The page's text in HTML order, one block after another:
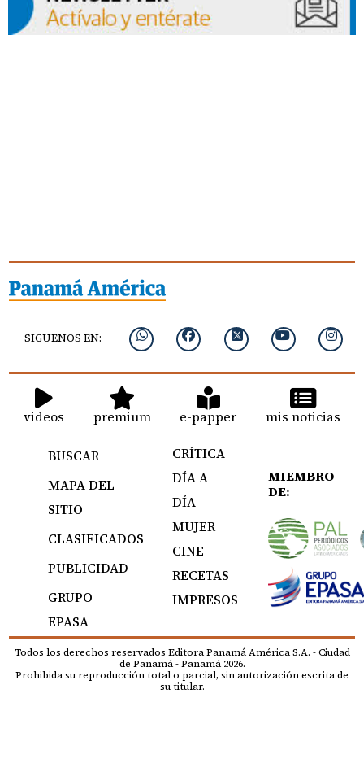
SIGUENOS EN:
videos premium e-papper mis noticias
BUSCAR
MAPA DEL
SITIO
CLASIFICADOS
PUBLICIDAD
GRUPO
EPASA
CRÍTICA
DÍA A
DÍA
MUJER
CINE
RECETAS
IMPRESOS
MIEMBRO
DE:
Todos los derechos reservados Editora Panamá América S.A. - Ciudad
de Panamá - Panamá 2026.
Prohibida su reproducción total o parcial, sin autorización escrita de
su titular.